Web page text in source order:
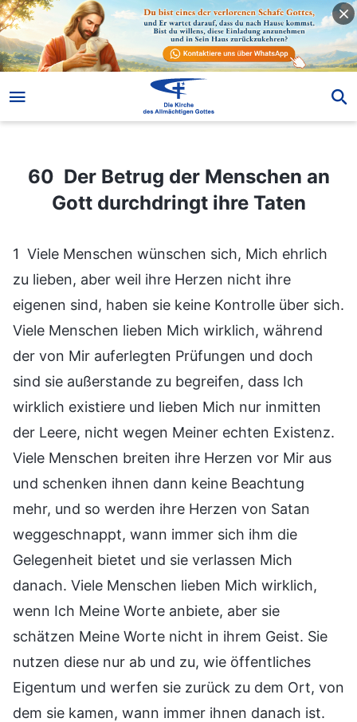
60 Der Betrug der Menschen an
Gott durchdringt ihre Taten
1 Viele Menschen wünschen sich, Mich ehrlich
zu lieben, aber weil ihre Herzen nicht ihre
eigenen sind, haben sie keine Kontrolle über sich.
Viele Menschen lieben Mich wirklich, während
der von Mir auferlegten Prüfungen und doch
sind sie außerstande zu begreifen, dass Ich
wirklich existiere und lieben Mich nur inmitten
der Leere, nicht wegen Meiner echten Existenz.
Viele Menschen breiten ihre Herzen vor Mir aus
und schenken ihnen dann keine Beachtung
mehr, und so werden ihre Herzen von Satan
weggeschnappt, wann immer sich ihm die
Gelegenheit bietet und sie verlassen Mich
danach. Viele Menschen lieben Mich wirklich,
wenn Ich Meine Worte anbiete, aber sie
schätzen Meine Worte nicht in ihrem Geist. Sie
nutzen diese nur ab und zu, wie öffentliches
Eigentum und werfen sie zurück zu dem Ort, von
dem sie kamen, wann immer ihnen danach ist.